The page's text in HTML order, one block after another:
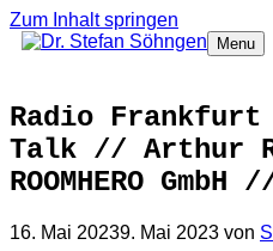
Zum Inhalt springen
Menu
Radio
Talk // Arthur
ROOMHERO
16. Mai 20239. Mai 2023 von